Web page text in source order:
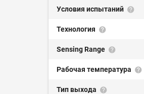
Условия испытаний
Технология
Sensing Range
Рабочая температура
Тип выхода